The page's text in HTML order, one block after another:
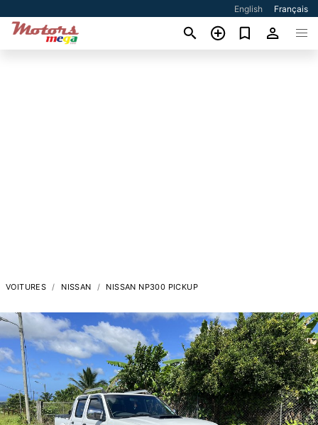
English Français
VOITURES NISSAN NISSAN NP300 PICKUP